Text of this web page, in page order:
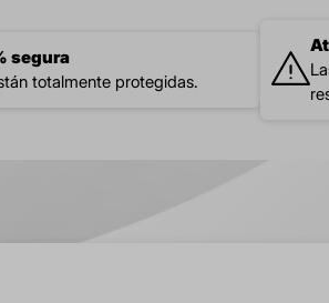
segura
totalmente protegidas.